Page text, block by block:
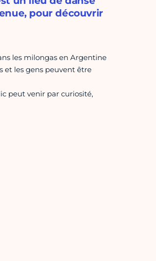
pour découvrir
les milongas en Argentine
et les gens peuvent être
peut venir par curiosité,